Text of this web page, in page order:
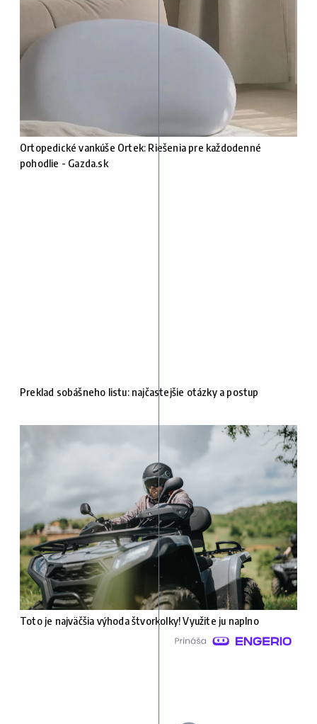
Ortopedické vankúše Ortek: Riešenia pre každodenné
pohodlie - Gazda.sk
Preklad sobášneho listu: najčastejšie otázky a postup
Toto je najväčšia výhoda štvorkolky! Využite ju naplno